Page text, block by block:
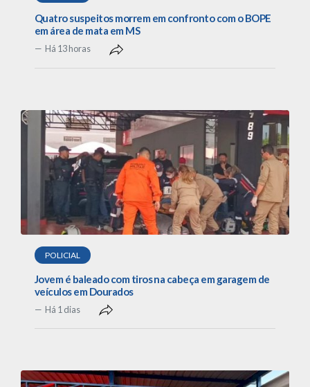
Quatro suspeitos morrem em confronto com o BOPE
em área de mata em MS
Há 13 horas
POLICIAL
Jovem é baleado com tiros na cabeça em garagem de
veículos em Dourados
Há 1 dias